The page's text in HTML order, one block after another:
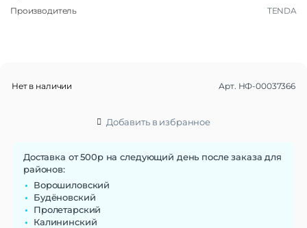
Производитель TENDA
Нет в наличии Арт. НФ-00037366
Добавить в избранное
Доставка от 500р на следующий день после заказа для
районов:
Ворошиловский
Будёновский
Пролетарский
Калининский